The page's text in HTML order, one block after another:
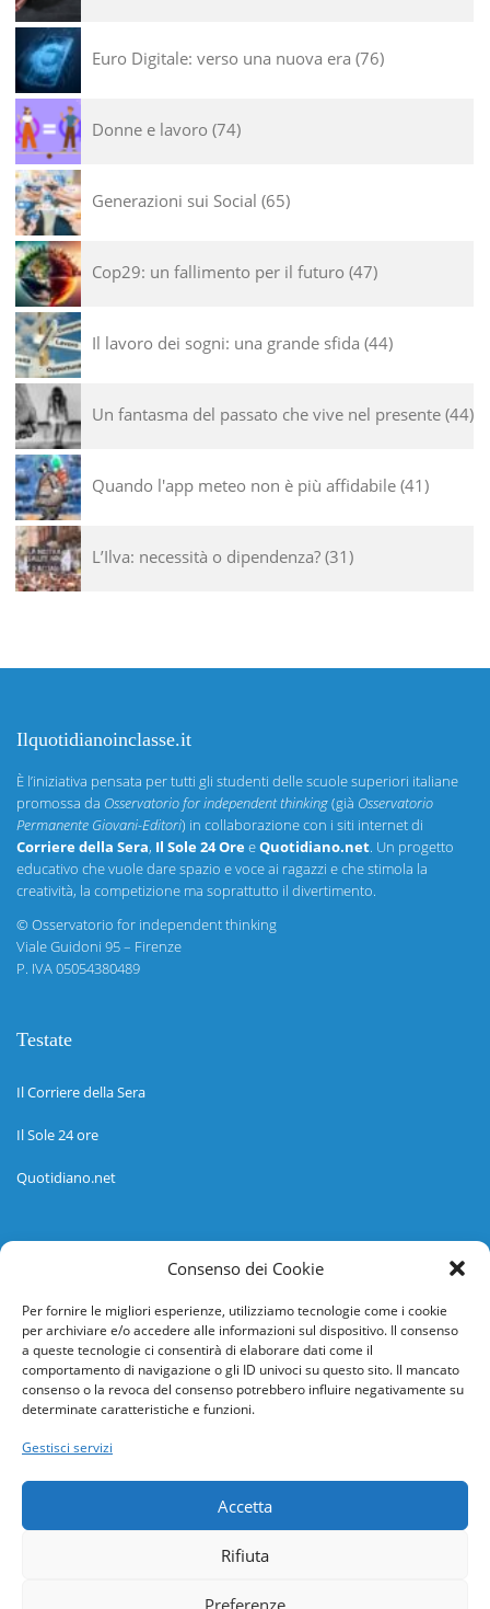
Consenso dei Cookie
Per fornire le migliori esperienze, utilizziamo tecnologie come i cookie
per archiviare e/o accedere alle informazioni sul dispositivo. Il consenso
a queste tecnologie ci consentirà di elaborare dati come il
comportamento di navigazione o gli ID univoci su questo sito. Il mancato
consenso o la revoca del consenso potrebbero influire negativamente su
determinate caratteristiche e funzioni.
Gestisci servizi
Accetta
Rifiuta
Preferenze
Euro Digitale: verso una nuova era 76
Donne e lavoro 74
Generazioni sui Social 65
Cop29: un fallimento per il futuro 47
Il lavoro dei sogni: una grande sfida 44
Un fantasma del passato che vive nel presente 44
Quando l'app meteo non è più affidabile 41
L’Ilva: necessità o dipendenza? 31
Ilquotidianoinclasse.it
È l’iniziativa pensata per tutti gli studenti delle scuole superiori italiane
promossa da Osservatorio for independent thinking(già Osservatorio
Permanente Giovani-Editori) in collaborazione con i siti internet di
Corriere della Sera, Il Sole 24 OreeQuotidiano.net. Un progetto
educativo che vuole dare spazio e voce ai ragazzi e che stimola la
creatività, la competizione ma soprattutto il divertimento.
©Osservatorio for independent thinking
Viale Guidoni 95 – Firenze
P. IVA 05054380489
Testate
Il Corriere della Sera
Il Sole 24 ore
Quotidiano.net
Informazioni
Help desk
Guida rapida